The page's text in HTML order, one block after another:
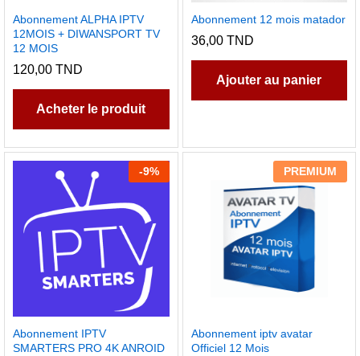
Abonnement ALPHA IPTV
12MOIS + DIWANSPORT TV
12 MOIS
120,00 TND
Acheter le produit
Abonnement 12 mois matador
36,00 TND
Ajouter au panier
-9%
Abonnement IPTV
SMARTERS PRO 4K ANROID
PREMIUM
Abonnement iptv avatar
Officiel 12 Mois